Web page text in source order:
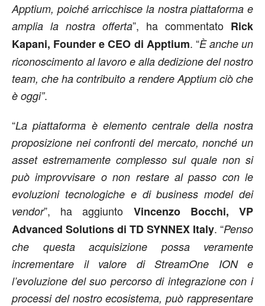
Apptium, poiché arricchisce la nostra piattaforma e
amplia la nostra offerta”, ha commentato Rick
Kapani, Founder e CEO di Apptium. “È anche un
riconoscimento al lavoro e alla dedizione del nostro
team, che ha contribuito a rendere Apptium ciò che
è oggi”.
“La piattaforma è elemento centrale della nostra
proposizione nei confronti del mercato, nonché un
asset estremamente complesso sul quale non si
può improvvisare o non restare al passo con le
evoluzioni tecnologiche e di business model dei
vendor”, ha aggiunto Vincenzo Bocchi, VP
Advanced Solutions di TD SYNNEX Italy. “Penso
che questa acquisizione possa veramente
incrementare il valore di StreamOne ION e
l’evoluzione del suo percorso di integrazione con i
processi del nostro ecosistema, può rappresentare